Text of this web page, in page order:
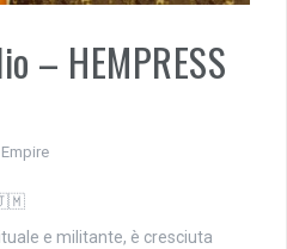
– HEMPRESS
e militante, è cresciuta